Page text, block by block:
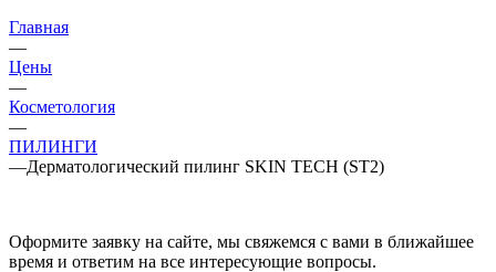
Главная
—
Цены
—
Косметология
—
ПИЛИНГИ
—Дерматологический пилинг SKIN TECH (ST2)
Оформите заявку на сайте, мы свяжемся с вами в ближайшее
время и ответим на все интересующие вопросы.